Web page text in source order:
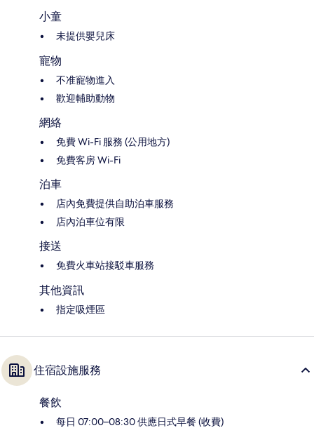
小童
未提供嬰兒床
寵物
不准寵物進入
歡迎輔助動物
網絡
免費 Wi-Fi 服務 (公用地方)
免費客房 Wi-Fi
泊車
店內免費提供自助泊車服務
店內泊車位有限
接送
免費火車站接駁車服務
其他資訊
指定吸煙區
住宿設施服務
餐飲
每日 07:00–08:30 供應日式早餐 (收費)